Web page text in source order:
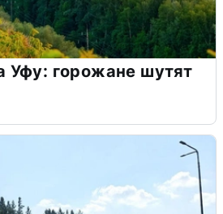
Уфу: горожане шутят